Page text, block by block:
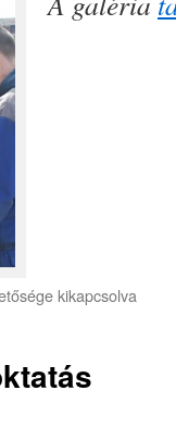
kikapcsolva